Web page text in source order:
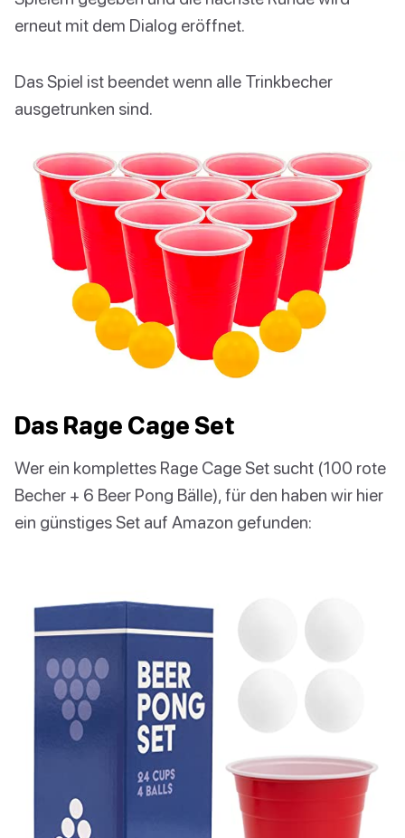
erneut mit dem Dialog eröffnet.
Das Spiel ist beendet wenn alle Trinkbecher
ausgetrunken sind.
Das Rage Cage Set
Wer ein komplettes Rage Cage Set sucht (100 rote
Becher + 6 Beer Pong Bälle), für den haben wir hier
ein günstiges Set auf Amazon gefunden: